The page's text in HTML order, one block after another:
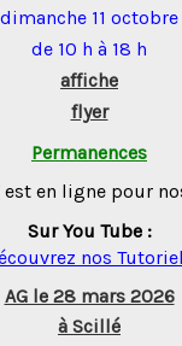
dimanche 11 octobre
de 10 h à 18 h
affiche
flyer
Permanences
est en ligne pour
Sur You Tube :
nos
AG le 28 mars 2026
à Scillé